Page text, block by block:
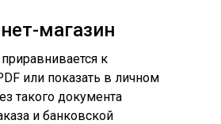
магазин
к
или показать в личном
такого документа
и банковской